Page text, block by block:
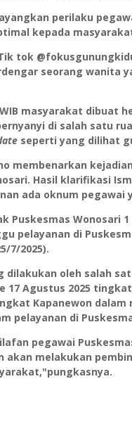
perilaku
kepada
tok
seorang wanita
WIB masyarakat dibuat
di salah satu
seperti yang dilihat
membenarkan
Hasil klarifikasi
ada oknum pegawai
Puskesmas Wonosari
pelayanan di
7/2025).
dilakukan oleh salah
17 Agustus 2025
Kapanewon dalam
pelayanan di
pegawai
akan melakukan